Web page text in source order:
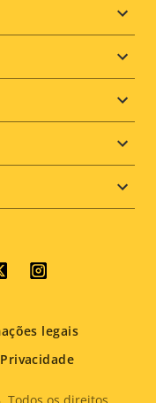
legais
Privacidade